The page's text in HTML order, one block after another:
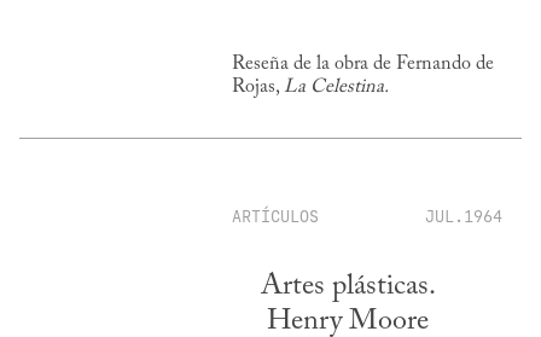
Reseña de la obra de Fernando de
Rojas, La Celestina.
ARTÍCULOS JUL.1964
Artes plásticas.
Henry Moore